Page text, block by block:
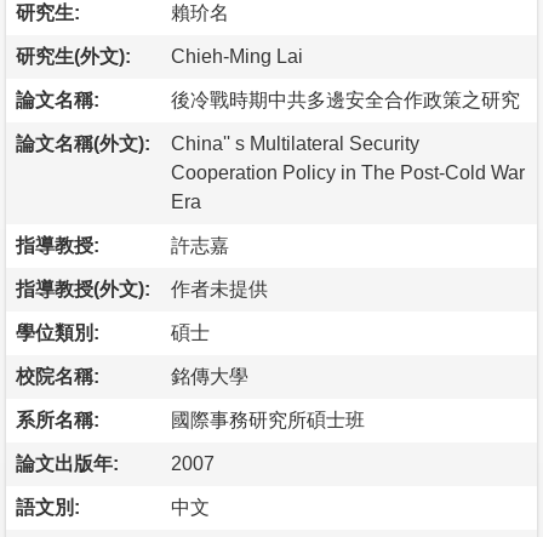
研究生: 賴玠名
研究生(外文): Chieh-Ming Lai
論文名稱: 後冷戰時期中共多邊安全合作政策之研究
論文名稱(外文):
China'' s Multilateral Security
Cooperation Policy in The Post-Cold War
Era
指導教授: 許志嘉
指導教授(外文): 作者未提供
學位類別: 碩士
校院名稱: 銘傳大學
系所名稱: 國際事務研究所碩士班
論文出版年: 2007
語文別: 中文